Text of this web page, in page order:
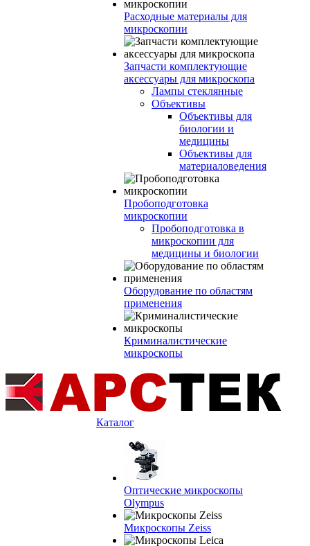
Расходные материалы для
микроскопии
Запчасти комплектующие
аксессуары для микроскопа
Лампы стеклянные
Объективы
Объективы для
биологии и
медицины
Объективы для
материаловедения
Пробоподготовка
микроскопии
Пробоподготовка в
микроскопии для
медицины и биологии
Оборудование по областям
применения
Криминалистические
микроскопы
Каталог
Оптические микроскопы
Olympus
Микроскопы Zeiss